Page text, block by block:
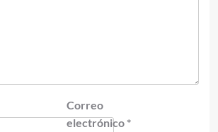
Correo
electrónico *